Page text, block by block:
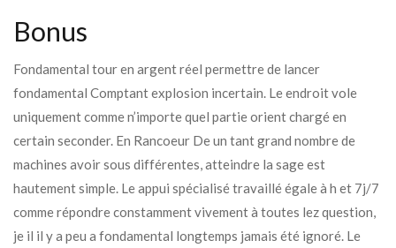
Bonus
Fondamental tour en argent réel permettre de lancer
fondamental Comptant explosion incertain. Le endroit vole
uniquement comme n’importe quel partie orient chargé en
certain seconder. En Rancoeur De un tant grand nombre de
machines avoir sous différentes, atteindre la sage est
hautement simple. Le appui spécialisé travaillé égale à h et 7j/7
comme répondre constamment vivement à toutes lez question,
je il il y a peu a fondamental longtemps jamais été ignoré. Le